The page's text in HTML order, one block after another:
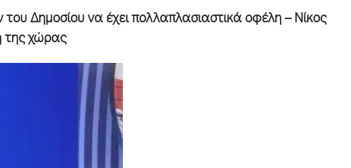
Δημοσίου να έχει πολλαπλασιαστικά οφέλη – Νίκος
της χώρας